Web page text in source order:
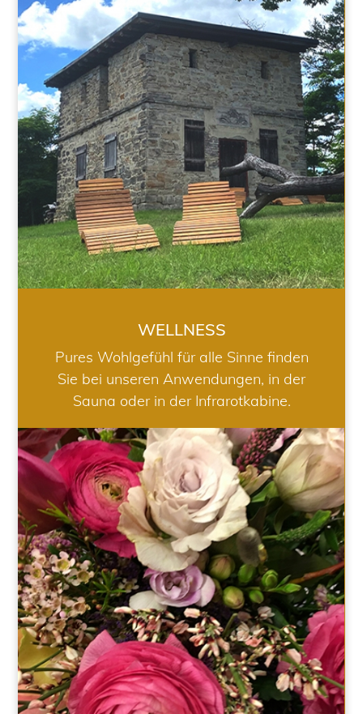
WELLNESS
WELLNESS
Pures Wohlgefühl für alle Sinne finden
Sie bei unseren Anwendungen, in der
Sauna oder in der Infrarotkabine.
HOCHZEIT